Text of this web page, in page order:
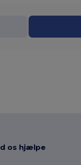
os hjælpe